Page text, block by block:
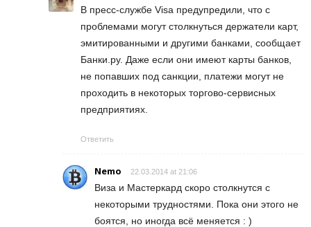
В пресс-службе Visa предупредили, что с
проблемами могут столкнуться держатели карт,
эмитированными и другими банками, сообщает
Банки.ру. Даже если они имеют карты банков,
не попавших под санкции, платежи могут не
проходить в некоторых торгово-сервисных
предприятиях.
Ответить
Nemo 22.03.2014 at 21:06
Виза и Мастеркард скоро столкнутся с
некоторыми трудностями. Пока они этого не
боятся, но иногда всё меняется : )